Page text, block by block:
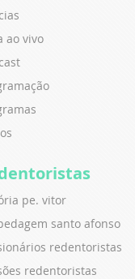
ao vivo
pe. vitor
santo afonso
redentoristas
redentoristas